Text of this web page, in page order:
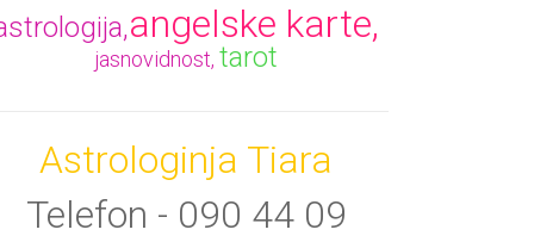
angelske karte,
jasnovidnost, tarot
Astrologinja Tiara
Telefon - 090 44 09